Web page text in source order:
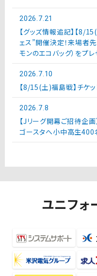
2026.7.21
【グッズ情報追記】【8/
ェス”開催決定！来場者
モンのエコバッグ）をプレ
2026.7.10
【8/15(土)福島戦】チケ
2026.7.8
【Jリーグ開幕ご招待企
ゴースタへ小中高生400
ユニフォ